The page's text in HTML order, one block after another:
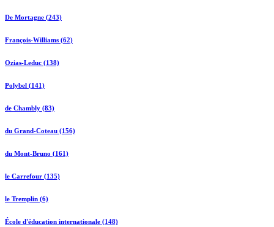
De Mortagne (243)
François-Williams (62)
Ozias-Leduc (138)
Polybel (141)
de Chambly (83)
du Grand-Coteau (156)
du Mont-Bruno (161)
le Carrefour (135)
le Tremplin (6)
École d'éducation internationale (148)